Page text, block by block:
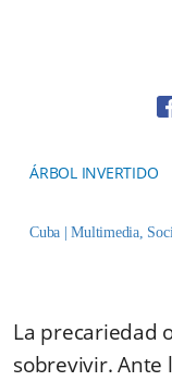
ÁRBOL INVERTIDO
Cuba |Multimedia,
La precariedad
sobrevivir. Ante